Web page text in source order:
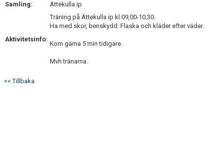
DOKUMENT
Samling:
Ättekulla ip
Aktivitetsinfo:
Träning på Ättekulla ip kl 09,00-10,30.
Ha med skor, benskydd. Flaska och kläder efter väder.
Kom gärna 5 min tidigare.
Mvh tränarna.
<< Tillbaka